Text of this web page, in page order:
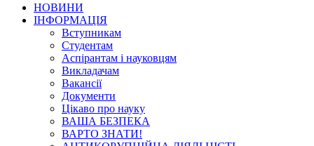
НОВИНИ
ІНФОРМАЦІЯ
Вступникам
Студентам
Аспірантам і науковцям
Викладачам
Вакансії
Документи
Цікаво про науку
ВАША БЕЗПЕКА
ВАРТО ЗНАТИ!